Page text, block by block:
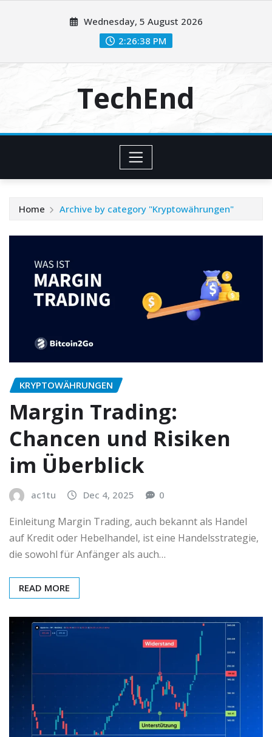
Wednesday, 5 August 2026
2:26:38 PM
TechEnd
Home Archive by category "Kryptowährungen"
KRYPTOWÄHRUNGEN
Margin Trading:
Chancen und Risiken
im Überblick
ac1tu Dec 4, 2025 0
Einleitung Margin Trading, auch bekannt als Handel
auf Kredit oder Hebelhandel, ist eine Handelsstrategie,
die sowohl für Anfänger als auch…
READ MORE